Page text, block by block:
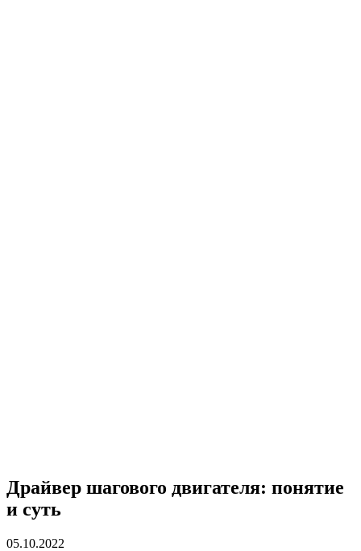
Драйвер шагового двигателя: понятие
и суть
05.10.2022